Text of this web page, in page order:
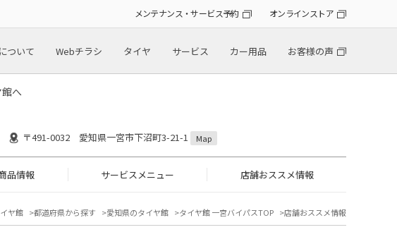
メンテナンス・サービス予約 オンラインストア
ついて Webチラシ タイヤ サービス カー用品 お客様の声
へ
〒491-0032 愛知県一宮市下沼町3-21-1 Map
品情報 サービスメニュー 店舗おススメ情報
ヤ館 都道府県から探す 愛知県のタイヤ館 タイヤ館 一宮バイパスTOP 店舗おススメ情報